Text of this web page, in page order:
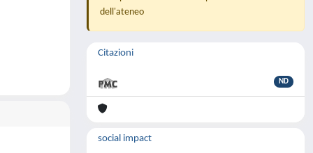
dell'ateneo
Citazioni
ND
social impact